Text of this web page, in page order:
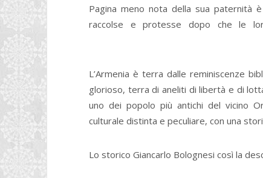
Pagina meno nota della sua paternità
raccolse e protesse dopo che le
L’Armenia è terra dalle reminiscenze
glorioso, terra di aneliti di libertà e di
uno dei popolo più antichi del vicino
culturale distinta e peculiare, con una
Lo storico Giancarlo Bolognesi così la